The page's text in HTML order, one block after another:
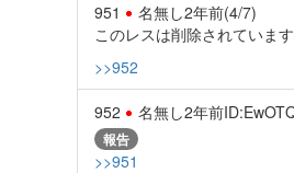
951 名無し2年前(4/7)
このレスは削除されています
>>952
952 名無し2年前
報告
>>951